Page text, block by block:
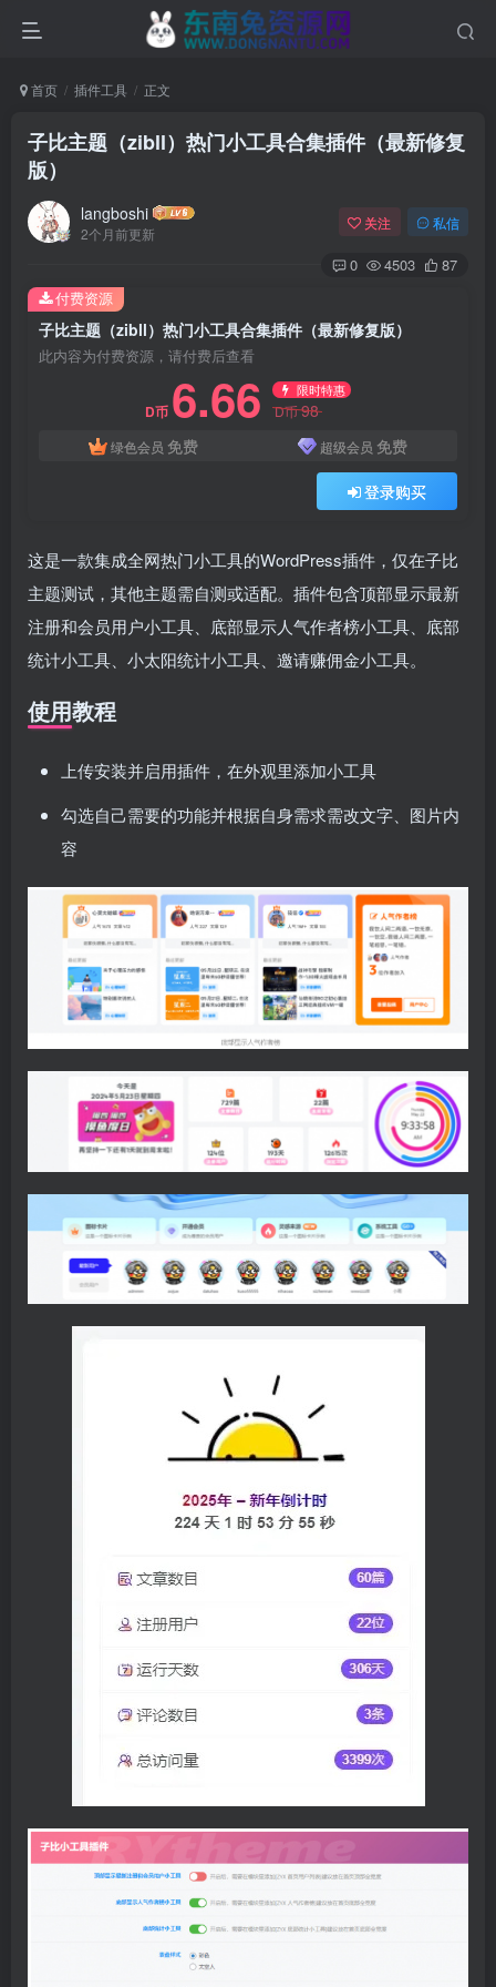
首页 插件工具 正文
子比主题（zibll）热门小工具合集插件（最新修复
版）
langboshi
2个月前更新
关注 私信
0 4503 87
子比主题（zibll）热门小工具合集插件（最新修复版）
此内容为付费资源，请付费后查看
D币 6.66 限时特惠
D币98
绿色会员 免费 超级会员 免费
登录购买
付费资源
这是一款集成全网热门小工具的WordPress插件，仅在子比
主题测试，其他主题需自测或适配。插件包含顶部显示最新
注册和会员用户小工具、底部显示人气作者榜小工具、底部
统计小工具、小太阳统计小工具、邀请赚佣金小工具。
使用教程
上传安装并启用插件，在外观里添加小工具
勾选自己需要的功能并根据自身需求需改文字、图片内
容